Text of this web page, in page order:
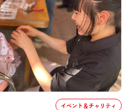
イベント＆チャリティ